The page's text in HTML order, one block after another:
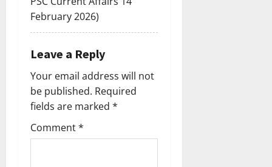
February 2026)
Leave a Reply
Your email address will not
be published. Required
fields are marked *
Comment*